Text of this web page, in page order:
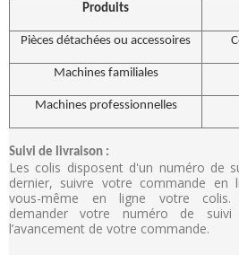
Produits
Pièces détachées ou accessoires
Machines familiales
Machines professionnelles
Suivi de livraison :
Les colis disposent d'un numéro de
dernier, suivre votre commande en
vous-même en ligne votre
demander votre numéro de
l’avancement de votre commande.